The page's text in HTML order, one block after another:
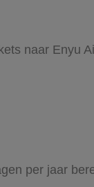
naar Enyu
per jaar